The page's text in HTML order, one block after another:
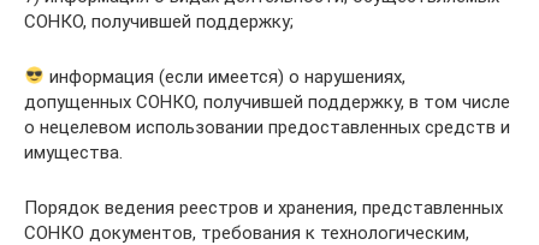
СОНКО, получившей поддержку;
информация (если имеется) о нарушениях,
допущенных СОНКО, получившей поддержку, в том числе
о нецелевом использовании предоставленных средств и
имущества.
Порядок ведения реестров и хранения, представленных
СОНКО документов, требования к технологическим,